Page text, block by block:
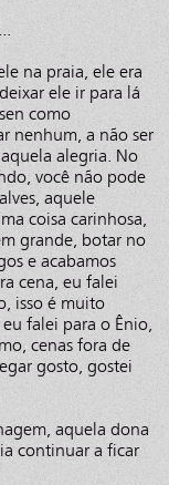
na praia, ele era
ele ir para lá
como
nenhum, a não ser
alegria. No
você não pode
aquele
coisa carinhosa,
grande, botar no
e acabamos
cena, eu falei
isso é muito
falei para o Ênio,
cenas fora de
gosto, gostei
aquela dona
continuar a ficar